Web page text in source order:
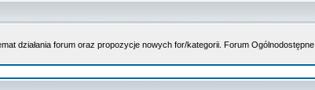
działania forum oraz propozycje nowych for/kategorii. Forum Ogólnodostępne .